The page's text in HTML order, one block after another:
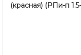
(красная) (РПи-п